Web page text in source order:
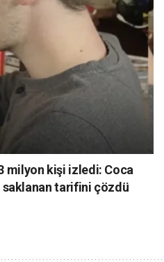
milyon kişi izledi: Coca
saklanan tarifini çözdü